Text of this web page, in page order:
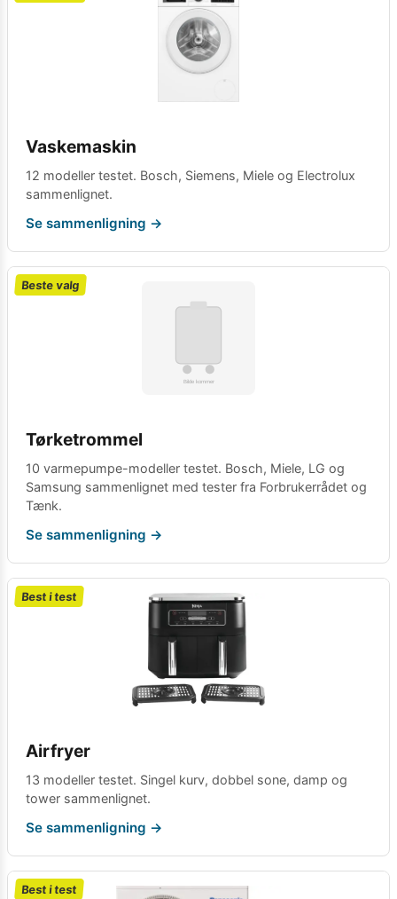
Vaskemaskin
12 modeller testet. Bosch, Siemens, Miele og Electrolux
sammenlignet.
Se sammenligning →
Beste valg
Tørketrommel
10 varmepumpe-modeller testet. Bosch, Miele, LG og
Samsung sammenlignet med tester fra Forbrukerrådet og
Tænk.
Se sammenligning →
Best i test
Airfryer
13 modeller testet. Singel kurv, dobbel sone, damp og
tower sammenlignet.
Se sammenligning →
Best i test